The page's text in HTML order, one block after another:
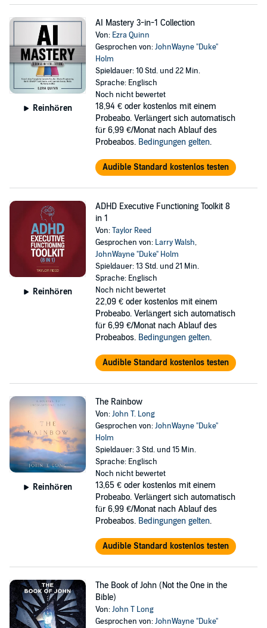
Reinhören
AI Mastery 3-in-1 Collection
Von: Ezra Quinn
Gesprochen von:JohnWayne "Duke"
Holm
Spieldauer: 10 Std. und 22 Min.
Sprache: Englisch
Noch nicht bewertet
18,94 € oder kostenlos mit einem
Probeabo. Verlängert sich automatisch
für 6,99 €/Monat nach Ablauf des
Probeabos. Bedingungen gelten.
Audible Standard kostenlos testen
Reinhören
ADHD Executive Functioning Toolkit 8
in 1
Von:Taylor Reed
Gesprochen von: Larry Walsh,
JohnWayne "Duke" Holm
Spieldauer: 13 Std. und 21 Min.
Sprache: Englisch
Noch nicht bewertet
22,09 € oder kostenlos mit einem
Probeabo. Verlängert sich automatisch
für 6,99 €/Monat nach Ablauf des
Probeabos. Bedingungen gelten.
Audible Standard kostenlos testen
Reinhören
The Rainbow
Von:John T. Long
Gesprochen von:JohnWayne "Duke"
Holm
Spieldauer: 3 Std. und 15 Min.
Sprache: Englisch
Noch nicht bewertet
13,65 € oder kostenlos mit einem
Probeabo. Verlängert sich automatisch
für 6,99 €/Monat nach Ablauf des
Probeabos. Bedingungen gelten.
Audible Standard kostenlos testen
The Book of John (Not the One in the
Bible)
Von:John T Long
Gesprochen von:JohnWayne "Duke"